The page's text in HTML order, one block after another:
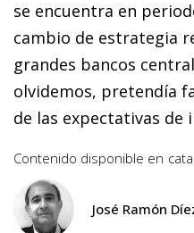
se encuentra en
cambio de estrategia
grandes bancos
olvidemos, pretendía
de las expectativas de
Contenido disponible en
José Ramón